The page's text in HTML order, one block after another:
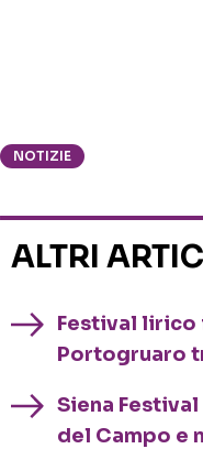
NOTIZIE
ALTRI
Festival lirico
Portogruaro
Siena
del Campo e